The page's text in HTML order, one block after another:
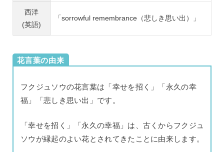
西洋
(英語)
「sorrowful remembrance（悲しき思い出）」
花言葉の由来
フクジュソウの花言葉は「幸せを招く」「永久の幸
福」「悲しき思い出」です。
「幸せを招く」「永久の幸福」は、古くからフクジュ
ソウが縁起のよい花とされてきたことに由来します。